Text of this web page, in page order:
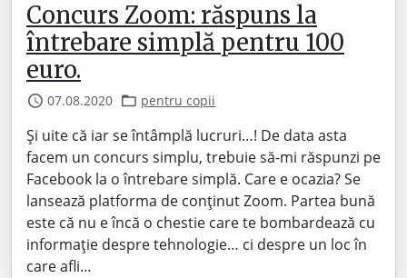
Concurs Zoom: răspuns la
întrebare simplă pentru 100
euro.
07.08.2020 pentru copii
Și uite că iar se întâmplă lucruri…! De data asta
facem un concurs simplu, trebuie să-mi răspunzi pe
Facebook la o întrebare simplă. Care e ocazia? Se
lansează platforma de conținut Zoom. Partea bună
este că nu e încă o chestie care te bombardează cu
informație despre tehnologie… ci despre un loc în
care afli…